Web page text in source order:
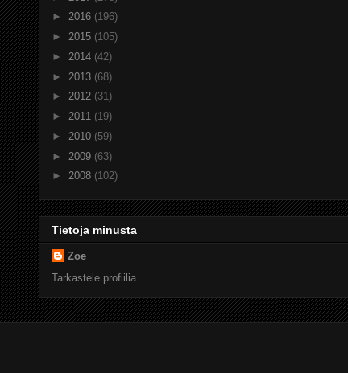
► 2016 (196)
► 2015 (105)
► 2014 (42)
► 2013 (68)
► 2012 (31)
► 2011 (19)
► 2010 (59)
► 2009 (63)
► 2008 (102)
Tietoja minusta
Zoe
Tarkastele profiilia